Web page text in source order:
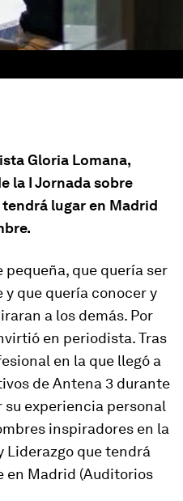
Gloria Lomana,
la I Jornada sobre
lugar en Madrid
pequeña, que quería ser
que quería conocer y
a los demás. Por
en periodista. Tras
en la que llegó a
de Antena 3 durante
su experiencia personal
inspiradores en la
Liderazgo que tendrá
en Madrid (Auditorios